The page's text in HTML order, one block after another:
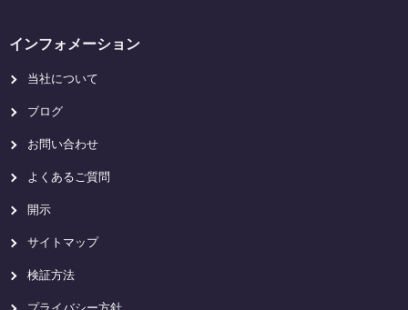
インフォメーション
当社について
ブログ
お問い合わせ
よくあるご質問
開示
サイトマップ
検証方法